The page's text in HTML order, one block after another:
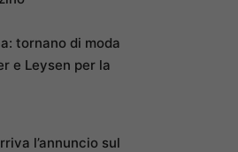
tornano di moda
e Leysen per la
l’annuncio sul